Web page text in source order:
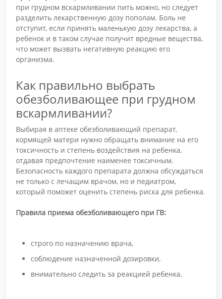
при грудном вскармливании пить можно, но следует
разделить лекарственную дозу пополам. Боль не
отступит, если принять маленькую дозу лекарства, а
ребенок и в таком случае получит вредные вещества,
что может вызвать негативную реакцию его
организма.
Как правильно выбрать
обезболивающее при грудном
вскармливании?
Выбирая в аптеке обезболивающий препарат,
кормящей матери нужно обращать внимание на его
токсичность и степень воздействия на ребенка,
отдавая предпочтение наименее токсичным.
Безопасность каждого препарата должна обсуждаться
не только с лечащим врачом, но и педиатром,
который поможет оценить степень риска для ребенка.
Правила приема обезболивающего при ГВ:
строго по назначению врача,
соблюдение назначенной дозировки,
внимательно следить за реакцией ребенка.